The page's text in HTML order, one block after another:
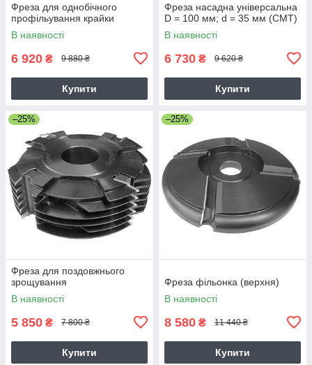
Фреза для однобічного
профільування крайки
В наявності
6 920 ₴ 9 880 ₴
Купити
Фреза насадна універсальна
D = 100 мм; d = 35 мм (СМТ)
В наявності
6 730 ₴ 9 620 ₴
Купити
–25%
Фреза для поздовжнього
зрощування
В наявності
5 850 ₴ 7 800 ₴
Купити
–25%
Фреза фільонка (верхня)
В наявності
8 580 ₴ 11 440 ₴
Купити